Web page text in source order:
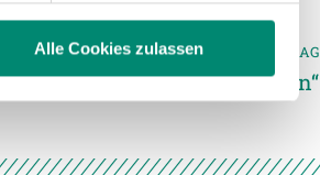
Alle Cookies zulassenNÄCHSTER NEWSEINTRAG
Kraft für den Sieg kämpfen“